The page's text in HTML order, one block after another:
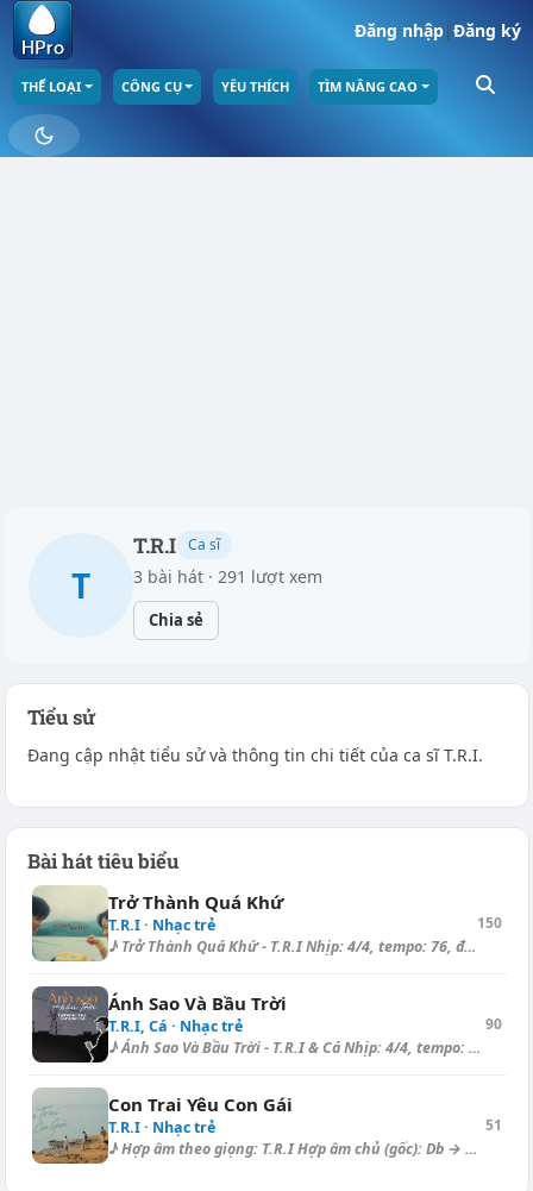
Đăng nhập|Đăng ký
THỂ LOẠI CÔNG CỤ YÊU THÍCH TÌM NÂNG CAO
T
T.R.I Ca sĩ
3 bài hát · 291 lượt xem
Chia sẻ
Tiểu sử
Đang cập nhật tiểu sử và thông tin chi tiết của ca sĩ T.R.I.
Bài hát tiêu biểu
Trở Thành Quá Khứ
T.R.I · Nhạc trẻ
♪ Trở Thành Quá Khứ - T.R.I Nhịp: 4/4, tempo: 76, điệu: Slow Ballad ====...
150
Ánh Sao Và Bầu Trời
T.R.I, Cá · Nhạc trẻ
♪ Ánh Sao Và Bầu Trời - T.R.I & Cá Nhịp: 4/4, tempo: 140, điệu: Ball...
90
Con Trai Yêu Con Gái
T.R.I · Nhạc trẻ
♪ Hợp âm theo giọng: T.R.I Hợp âm chủ (gốc): Db → Hợp âm sử dụng ( Capo...
51